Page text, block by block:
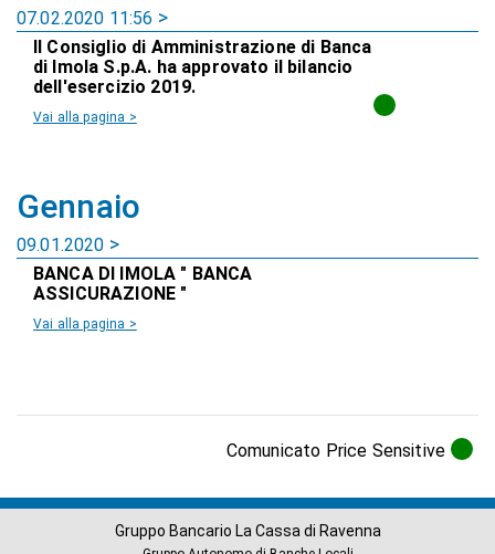
07.02.2020 11:56
Il Consiglio di Amministrazione di Banca
di Imola S.p.A. ha approvato il bilancio
dell'esercizio 2019.
Vai alla pagina >
Gennaio
09.01.2020
BANCA DI IMOLA " BANCA
ASSICURAZIONE "
Vai alla pagina >
Comunicato Price Sensitive
Gruppo Bancario La Cassa di Ravenna